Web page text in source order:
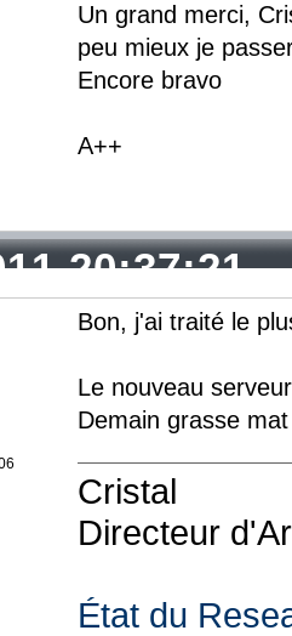
Un grand merci,
peu mieux je
Encore bravo
A++
20:37:21
Bon, j'ai traité le
Le nouveau
Demain grasse
Cristal
Directeur
État du